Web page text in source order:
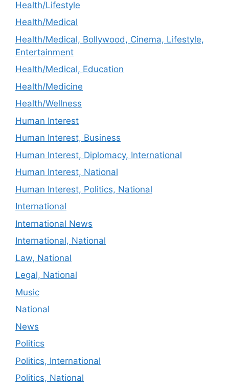
Health/Lifestyle
Health/Medical
Health/Medical, Bollywood, Cinema, Lifestyle,
Entertainment
Health/Medical, Education
Health/Medicine
Health/Wellness
Human Interest
Human Interest, Business
Human Interest, Diplomacy, International
Human Interest, National
Human Interest, Politics, National
International
International News
International, National
Law, National
Legal, National
Music
National
News
Politics
Politics, International
Politics, National